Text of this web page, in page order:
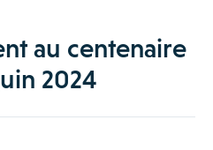
au centenaire
2024